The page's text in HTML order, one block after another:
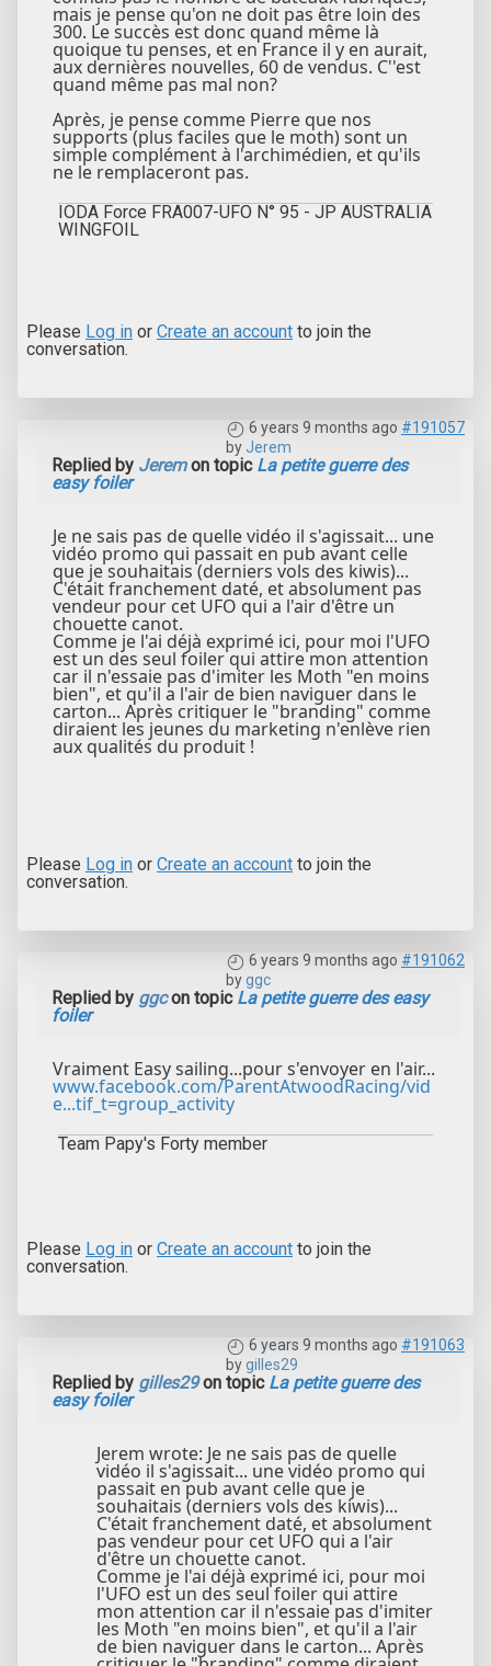
mais je pense qu'on ne doit pas être loin des
300. Le succès est donc quand même là
quoique tu penses, et en France il y en aurait,
aux dernières nouvelles, 60 de vendus. C''est
quand même pas mal non?
Après, je pense comme Pierre que nos
supports (plus faciles que le moth) sont un
simple complément à l'archimédien, et qu'ils
ne le remplaceront pas.
IODA Force FRA007-UFO N° 95 - JP AUSTRALIA
WINGFOIL
Please Log in or Create an account to join the
conversation.
6 years 9 months ago #191057
byJerem
Replied by Jeremon topic La petite guerre des
easy foiler
Je ne sais pas de quelle vidéo il s'agissait... une
vidéo promo qui passait en pub avant celle
que je souhaitais (derniers vols des kiwis)...
C'était franchement daté, et absolument pas
vendeur pour cet UFO qui a l'air d'être un
chouette canot.
Comme je l'ai déjà exprimé ici, pour moi l'UFO
est un des seul foiler qui attire mon attention
car il n'essaie pas d'imiter les Moth "en moins
bien", et qu'il a l'air de bien naviguer dans le
carton... Après critiquer le "branding" comme
diraient les jeunes du marketing n'enlève rien
aux qualités du produit !
Please Log in or Create an account to join the
conversation.
6 years 9 months ago #191062
byggc
Replied by ggcon topic La petite guerre des easy
foiler
Vraiment Easy sailing...pour s'envoyer en l'air...
www.facebook.com/ParentAtwoodRacing/vid
e...tif_t=group_activity
Team Papy's Forty member
Please Log in or Create an account to join the
conversation.
6 years 9 months ago #191063
bygilles29
Replied by gilles29on topic La petite guerre des
easy foiler
Jerem wrote: Je ne sais pas de quelle
vidéo il s'agissait... une vidéo promo qui
passait en pub avant celle que je
souhaitais (derniers vols des kiwis)...
C'était franchement daté, et absolument
pas vendeur pour cet UFO qui a l'air
d'être un chouette canot.
Comme je l'ai déjà exprimé ici, pour moi
l'UFO est un des seul foiler qui attire
mon attention car il n'essaie pas d'imiter
les Moth "en moins bien", et qu'il a l'air
de bien naviguer dans le carton... Après